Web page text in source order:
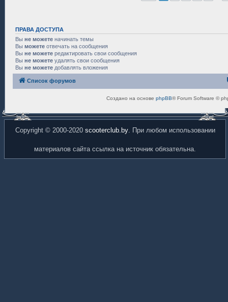
ПРАВА ДОСТУПА
Вы не можете начинать темы
Вы можете отвечать на сообщения
Вы не можете редактировать свои сообщения
Вы не можете удалять свои сообщения
Вы не можете добавлять вложения
Список форумов
Создано на основе phpBB® Forum Software ©
Copyright © 2000-2020 scooterclub.by. При любом использовании
материалов сайта ссылка на источник обязательна.